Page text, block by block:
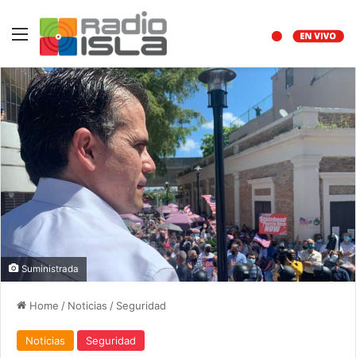
Menu
Suministrada
Home / Noticias / Seguridad
Noticias Seguridad